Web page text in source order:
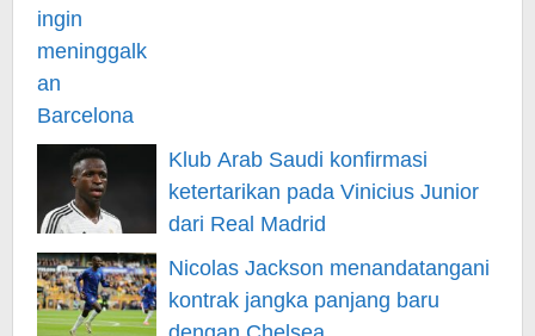
Klub Arab Saudi konfirmasi
ketertarikan pada Vinicius Junior
dari Real Madrid
Nicolas Jackson menandatangani
kontrak jangka panjang baru